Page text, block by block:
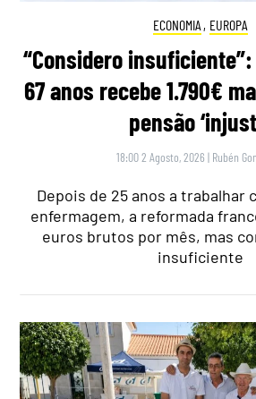
ECONOMIA , EUROPA
“Considero
67 anos recebe 1.790€
pensão
18:00 2 Agosto, 2026 | Rubén
Depois de 25 anos a trabalhar
enfermagem, a reformada
euros brutos por mês, mas
insuficiente